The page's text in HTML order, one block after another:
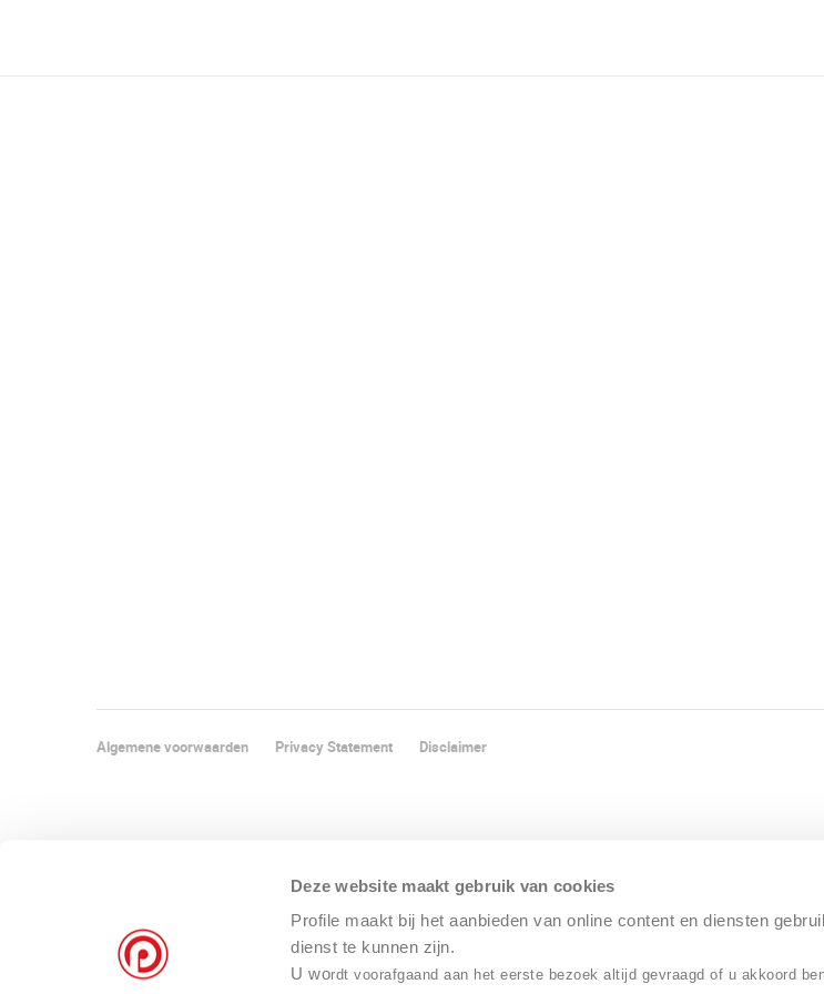
Deze website maakt gebruik van cookies
Profile maakt bij het aanbieden van online content en diensten
dienst te kunnen zijn.
U wordt voorafgaand aan het eerste bezoek altijd gevraagd of u akkoord
Algemene voorwaarden Privacy Statement Disclaimer